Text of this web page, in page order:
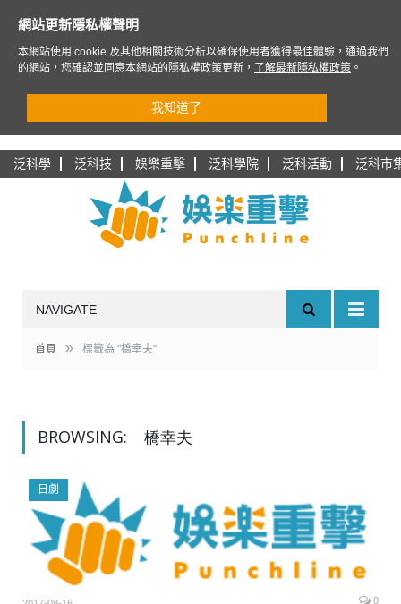
泛科學 泛科技 娛樂重擊 泛科學院 泛科活動 泛科市
NAVIGATE
首頁 » 標籤為 "橋幸夫"
BROWSING: 橋幸夫
日劇
0
網站更新隱私權聲明
本網站使用 cookie 及其他相關技術分析以確保使用者獲得最佳體驗，通過我們
的網站，您確認並同意本網站的隱私權政策更新，
了解最新隱私權政策 。
我知道了